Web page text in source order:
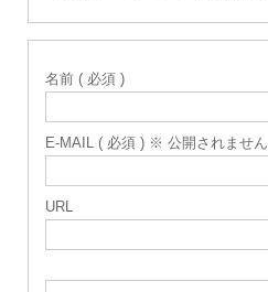
名前 ( 必須 )
E-MAIL ( 必須 ) ※ 公開されません
URL